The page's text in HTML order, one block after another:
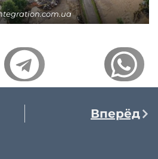
Вперёд